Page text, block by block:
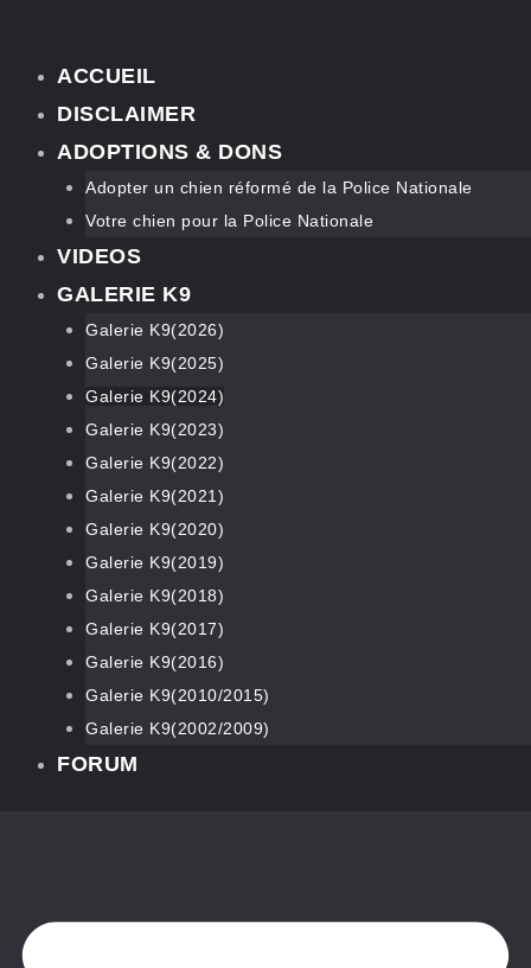
ACCUEIL
DISCLAIMER
ADOPTIONS & DONS
Adopter un chien réformé de la Police Nationale
Votre chien pour la Police Nationale
VIDEOS
GALERIE K9
Galerie K9(2026)
Galerie K9(2025)
Galerie K9(2024)
Galerie K9(2023)
Galerie K9(2022)
Galerie K9(2021)
Galerie K9(2020)
Galerie K9(2019)
Galerie K9(2018)
Galerie K9(2017)
Galerie K9(2016)
Galerie K9(2010/2015)
Galerie K9(2002/2009)
FORUM